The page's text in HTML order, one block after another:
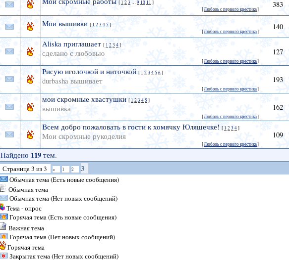
[ 1 23 …9 10 11 ]
[Любовь с первого крестика]
383
Мои вышивки [ 1 23 45 ]
[Любовь с первого крестика]
140
Aliska приглашает [ 1 23 4]
сделано с любовью
[Любовь с первого крестика]
127
Рисую иголочкой и ниточкой [ 1 23 45 6]
durbasha вышивает
[Любовь с первого крестика]
193
мои скромные хвастушки [ 1 23 45 ]
вышивка
[Любовь с первого крестика]
162
Всем добро пожаловать в гости к хомячку Юляшечке! [ 1 23 4]
Мои скромные рукоделия
[Любовь с первого крестика]
109
Найдено 119тем.
Страница3 из3 « 1 2 3
Обычная тема (Есть новые сообщения)
Обычная тема
Обычная тема (Нет новых сообщений)
Тема - опрос
Горячая тема (Есть новые сообщения)
Важная тема
Горячая тема (Нет новых сообщений)
Горячая тема
Закрытая тема (Нет новых сообщений)